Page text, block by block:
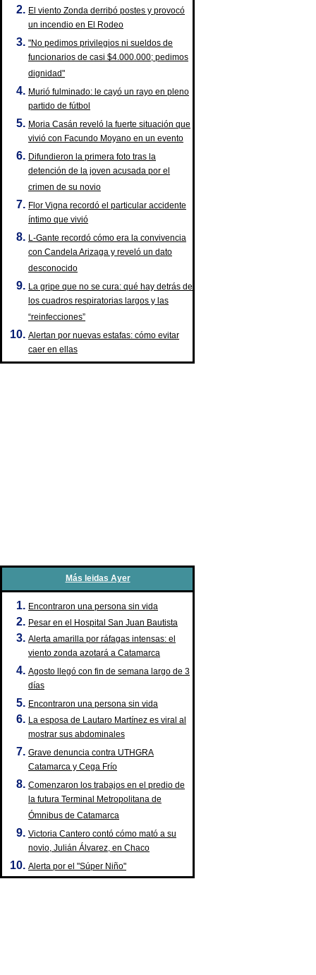
El viento Zonda derribó postes y provocó
un incendio en El Rodeo
"No pedimos privilegios ni sueldos de
funcionarios de casi $4.000.000; pedimos
dignidad"
Murió fulminado: le cayó un rayo en pleno
partido de fútbol
Moria Casán reveló la fuerte situación que
vivió con Facundo Moyano en un evento
Difundieron la primera foto tras la
detención de la joven acusada por el
crimen de su novio
Flor Vigna recordó el particular accidente
íntimo que vivió
L-Gante recordó cómo era la convivencia
con Candela Arizaga y reveló un dato
desconocido
La gripe que no se cura: qué hay detrás de
los cuadros respiratorias largos y las
“reinfecciones”
Alertan por nuevas estafas: cómo evitar
caer en ellas
Más leidas Ayer
Encontraron una persona sin vida
Pesar en el Hospital San Juan Bautista
Alerta amarilla por ráfagas intensas: el
viento zonda azotará a Catamarca
Agosto llegó con fin de semana largo de 3
días
Encontraron una persona sin vida
La esposa de Lautaro Martínez es viral al
mostrar sus abdominales
Grave denuncia contra UTHGRA
Catamarca y Cega Frío
Comenzaron los trabajos en el predio de
la futura Terminal Metropolitana de
Ómnibus de Catamarca
Victoria Cantero contó cómo mató a su
novio, Julián Álvarez, en Chaco
Alerta por el "Súper Niño"